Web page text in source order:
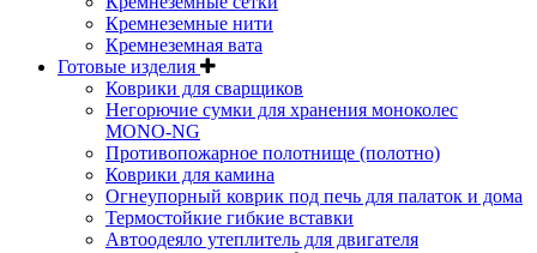
Кремнеземные нити
Кремнеземная вата
Готовые изделия
Коврики для сварщиков
Негорючие сумки для хранения моноколес
MONO-NG
Противопожарное полотнище (полотно)
Коврики для камина
Огнеупорный коврик под печь для палаток и дома
Термостойкие гибкие вставки
Автоодеяло утеплитель для двигателя